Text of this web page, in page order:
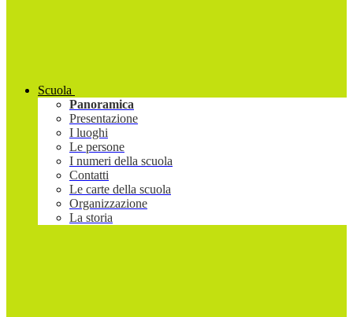
Scuola
Panoramica
Presentazione
I luoghi
Le persone
I numeri della scuola
Contatti
Le carte della scuola
Organizzazione
La storia